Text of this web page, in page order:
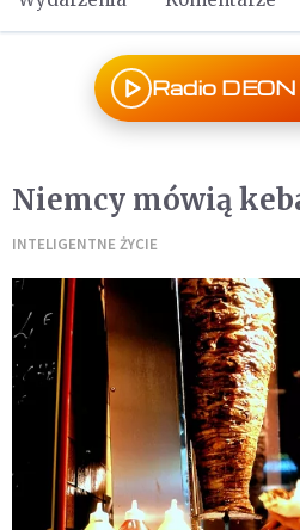
Radio
Niemcy mówią
INTELIGENTNE ŻYCIE